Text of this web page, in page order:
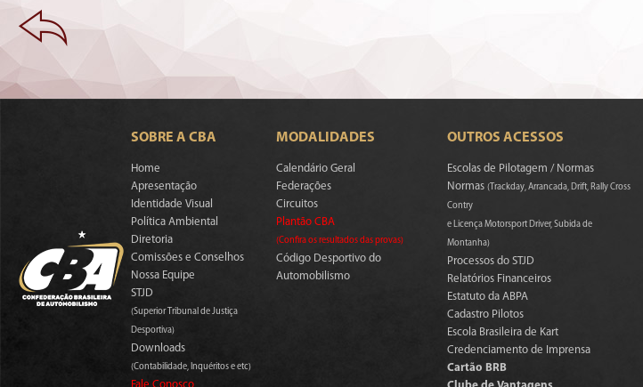
SOBRE A CBA
Home
Apresentação
Identidade Visual
Política Ambiental
Diretoria
Comissões e Conselhos
Nossa Equipe
STJD
(Superior Tribunal de Justiça
Desportiva)
Downloads
(Contabilidade, Inquéritos e etc)
MODALIDADES
Calendário Geral
Federações
Circuitos
Plantão CBA
(Confira os resultados das provas)
Código Desportivo do
Automobilismo
OUTROS ACESSOS
Escolas de Pilotagem / Normas
Normas(Trackday, Arrancada, Drift, Rally Cross
Contry
e Licença Motorsport Driver, Subida de
Montanha)
Processos do STJD
Relatórios Financeiros
Estatuto da ABPA
Cadastro Pilotos
Escola Brasileira de Kart
Credenciamento de Imprensa
Cartão BRB